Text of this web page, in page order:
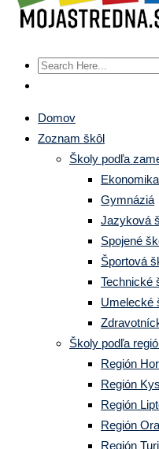
Domov
Zoznam škôl
Školy podľa
Gymnáziá
Jazyková
Spojené
Športová
Technické
Umelecké
Školy podľa
Región
Región
Región
Región
Región